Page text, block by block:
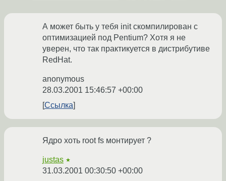
А может быть у тебя init скомпилирован с
оптимизацией под Pentium? Хотя я не
уверен, что так практикуется в дистрибутиве
RedHat.
anonymous
28.03.2001 15:46:57 +00:00
Ссылка
Ядро хоть root fs монтирует ?
justas ★
31.03.2001 00:30:50 +00:00